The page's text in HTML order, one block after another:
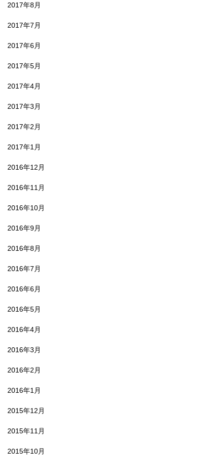
2017年8月
2017年7月
2017年6月
2017年5月
2017年4月
2017年3月
2017年2月
2017年1月
2016年12月
2016年11月
2016年10月
2016年9月
2016年8月
2016年7月
2016年6月
2016年5月
2016年4月
2016年3月
2016年2月
2016年1月
2015年12月
2015年11月
2015年10月